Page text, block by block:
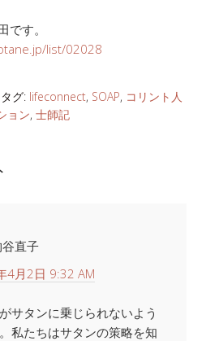
です。
list/02028
タグ: lifeconnect, SOAP, コリント人
ョン, 士師記
直子
4月2日 9:32 AM
サタンに乗じられないよう
私たちはサタンの策略を知